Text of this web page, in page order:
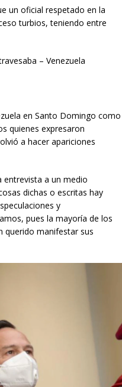
un oficial respetado en la
turbios, teniendo entre
– Venezuela
en Santo Domingo como
quienes expresaron
a hacer apariciones
entrevista a un medio
dichas o escritas hay
y
pues la mayoría de los
querido manifestar sus